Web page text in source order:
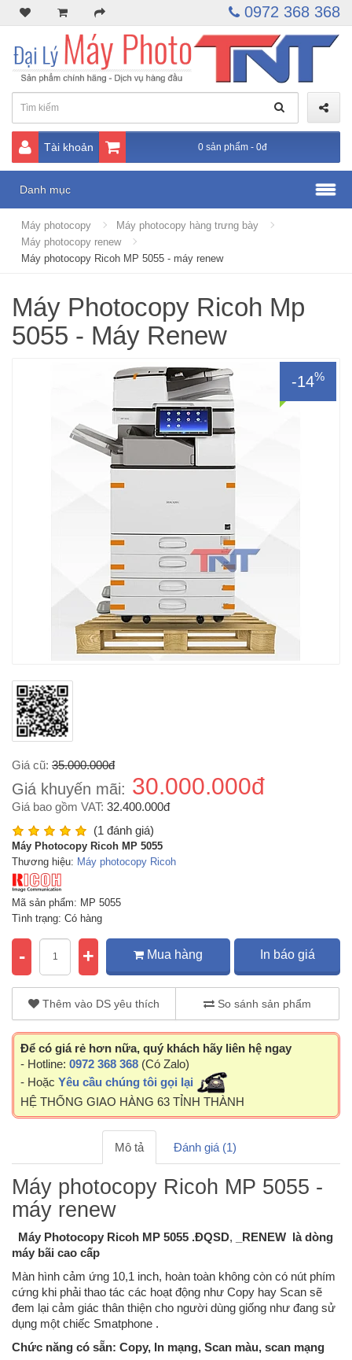
0972 368 368
Tài khoản 0 sản phẩm - 0đ
Danh mục
Máy photocopy
Máy photocopy hàng trưng bày
Máy photocopy renew
Máy photocopy Ricoh MP 5055 - máy renew
Máy Photocopy Ricoh Mp
5055 - Máy Renew
-14%
Giá cũ: 35.000.000đ
Giá khuyến mãi: 30.000.000đ
Giá bao gồm VAT: 32.400.000đ
(1 đánh giá)
Máy Photocopy Ricoh MP 5055
Thương hiệu: Máy photocopy Ricoh
Mã sản phẩm: MP 5055
Tình trạng: Có hàng
- + Mua hàng In báo giá
Thêm vào DS yêu thích So sánh sản phẩm
Để có giá rẻ hơn nữa, quý khách hãy liên hệ ngay
- Hotline: 0972 368 368 (Có Zalo)
- Hoặc Yêu cầu chúng tôi gọi lại
HỆ THỐNG GIAO HÀNG 63 TỈNH THÀNH
Mô tả Đánh giá (1)
Máy photocopy Ricoh MP 5055 -
máy renew
Máy Photocopy Ricoh MP 5055 .ĐQSD, _RENEW là dòng
máy bãi cao cấp
Màn hình cảm ứng 10,1 inch, hoàn toàn không còn có nút phím
cứng khi phải thao tác các hoạt động như Copy hay Scan sẽ
đem lại cảm giác thân thiện cho người dùng giống như đang sử
dụng một chiếc Smatphone .
Chức năng có sẵn: Copy, In mạng, Scan màu, scan mạng